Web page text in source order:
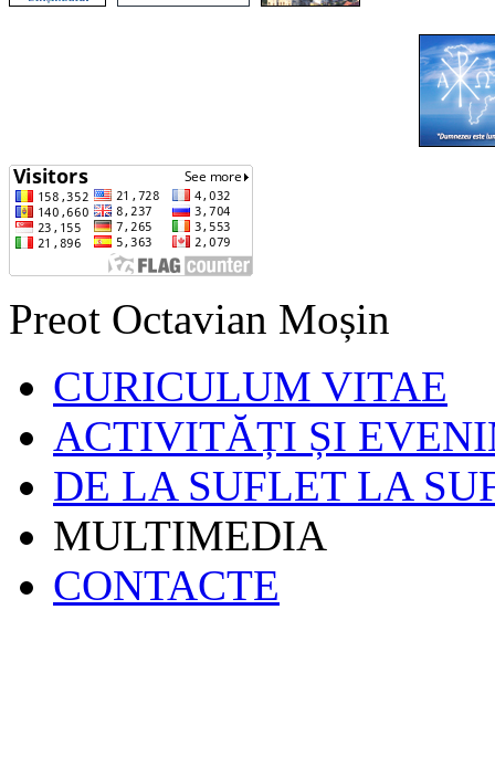
Preot Octavian Moșin
CURICULUM VITAE
ACTIVITĂȚI ȘI
DE LA SUFLET LA
MULTIMEDIA
CONTACTE